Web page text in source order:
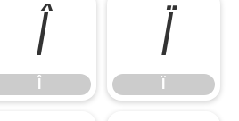
Î Ï